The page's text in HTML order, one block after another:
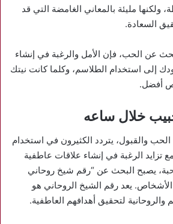
مليئة بالمعاني الغامضة التي قد
السعادة.
عن الحب، فإن الأمل والرغبة في إنشاء
إلى استخدام الطلاسم، وكلما كانت نيتك
أفضل.
خلال ساعه
الحب والقبول، يتردد الكثيرون في استخدام
تزايد الرغبة في إنشاء علاقات عاطفية
يصبح البحث عن “رقم شيخ روحاني
يعد رقم الشيخ الروحاني هو
لتحقيق أهدافهم العاطفية.